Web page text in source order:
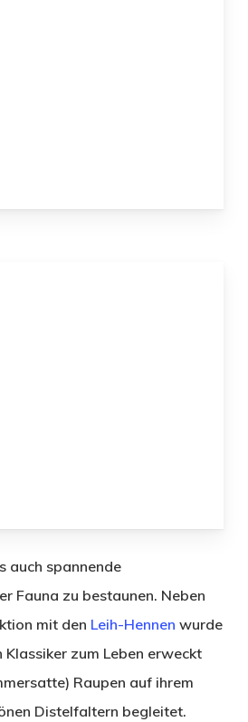
auch spannende
Fauna zu bestaunen. Neben
mit den Leih-Hennen wurde
Klassiker zum Leben erweckt
Raupen auf ihrem
Distelfaltern begleitet.